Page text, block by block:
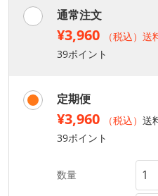
通常注文
¥3,960
（税込）送
39ポイント
定期便
¥3,960 （税込） 送
39ポイント
数量